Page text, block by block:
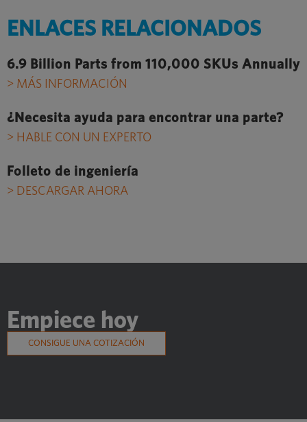
ENLACES RELACIONADOS
6.9 Billion Parts from 110,000 SKUs Annually
> MÁS INFORMACIÓN
¿Necesita ayuda para encontrar una parte?
> HABLE CON UN EXPERTO
Folleto de ingeniería
> DESCARGAR AHORA
Empiece hoy
CONSIGUE UNA COTIZACIÓN